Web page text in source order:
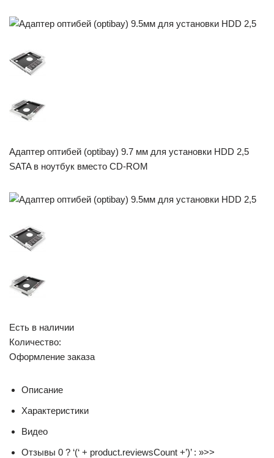
Адаптер оптибей (optibay) 9.7 мм для установки HDD 2,5
SATA в ноутбук вместо CD-ROM
Есть в наличии
Количество:
Оформление заказа
Описание
Характеристики
Видео
Отзывы 0 ? ‘(‘ + product.reviewsCount +’)’ : »>>